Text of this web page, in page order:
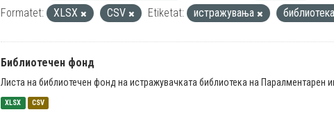
Formatet:
XLSX CSV Etiketat: истражувања
Библиотечен фонд
Листа на библиотечен фонд на истражувачката библиотека на Паралментарен
XLSX CSV